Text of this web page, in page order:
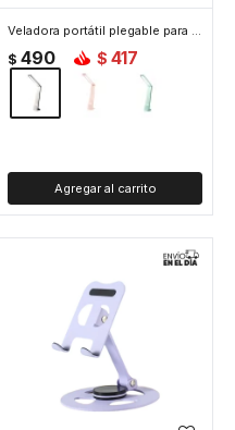
Veladora portátil plegable para escritorio - Blanco
$ 490 $ 417